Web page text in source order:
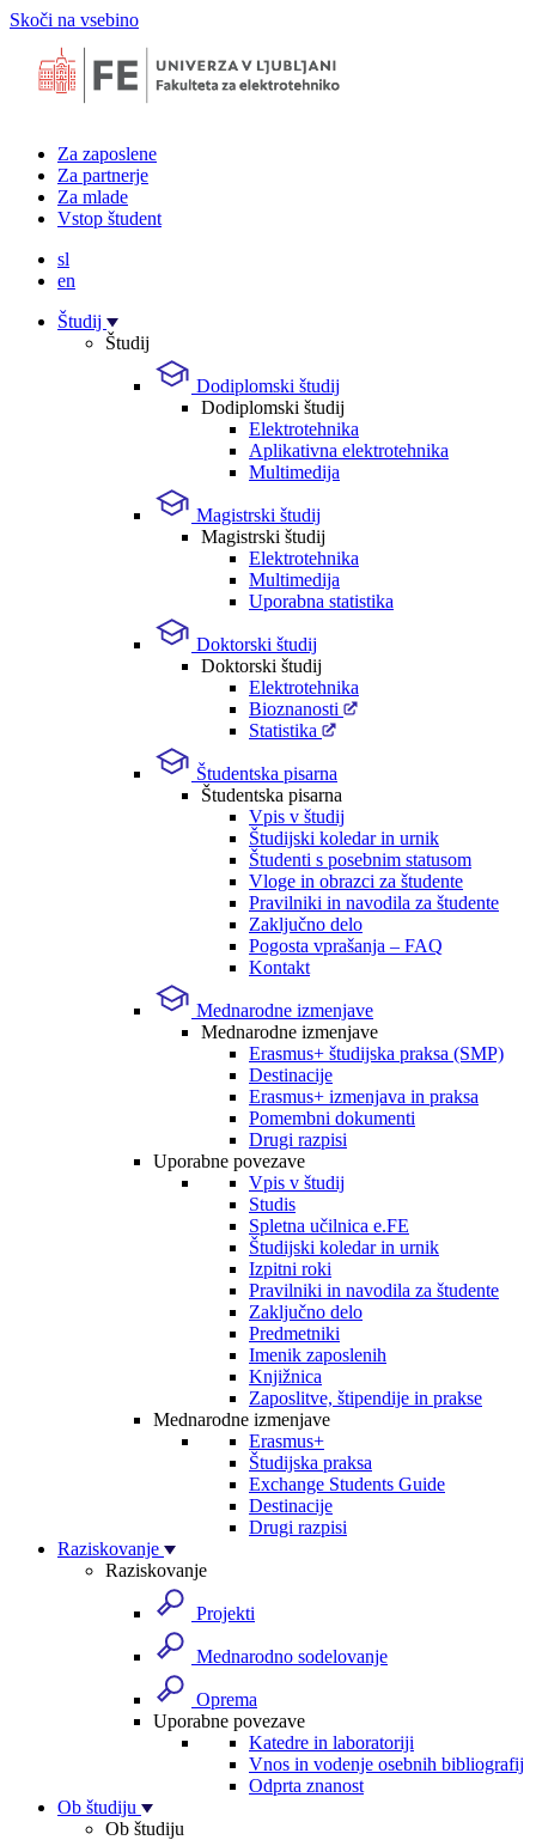
Skoči na vsebino
Za zaposlene
Za partnerje
Za mlade
Vstop študent
sl
en
Študij
Študij
Dodiplomski študij
Dodiplomski študij
Elektrotehnika
Aplikativna elektrotehnika
Multimedija
Magistrski študij
Magistrski študij
Elektrotehnika
Multimedija
Uporabna statistika
Doktorski študij
Doktorski študij
Elektrotehnika
Bioznanosti
Statistika
Študentska pisarna
Študentska pisarna
Vpis v študij
Študijski koledar in urnik
Študenti s posebnim statusom
Vloge in obrazci za študente
Pravilniki in navodila za študente
Zaključno delo
Pogosta vprašanja – FAQ
Kontakt
Mednarodne izmenjave
Mednarodne izmenjave
Erasmus+ študijska praksa (SMP)
Destinacije
Erasmus+ izmenjava in praksa
Pomembni dokumenti
Drugi razpisi
Uporabne povezave
Vpis v študij
Studis
Spletna učilnica e.FE
Študijski koledar in urnik
Izpitni roki
Pravilniki in navodila za študente
Zaključno delo
Predmetniki
Imenik zaposlenih
Knjižnica
Zaposlitve, štipendije in prakse
Mednarodne izmenjave
Erasmus+
Študijska praksa
Exchange Students Guide
Destinacije
Drugi razpisi
Raziskovanje
Raziskovanje
Projekti
Mednarodno sodelovanje
Oprema
Uporabne povezave
Katedre in laboratoriji
Vnos in vodenje osebnih bibliografij
Odprta znanost
Ob študiju
Ob študiju